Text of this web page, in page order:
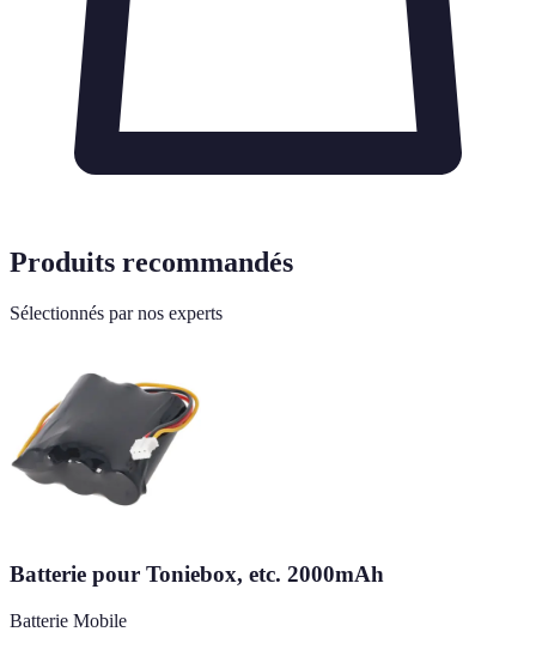
Produits recommandés
Sélectionnés par nos experts
Batterie pour Toniebox, etc. 2000mAh
Batterie Mobile